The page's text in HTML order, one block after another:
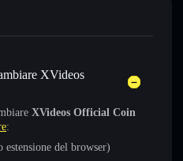
XVideos
XVideos Official Coin
:
del browser)